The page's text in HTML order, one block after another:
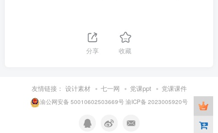
分享 收藏
友情链接： 设计素材 七一网 党课ppt 党课课件
渝公网安备 50010602503669号渝ICP备 2023005920号